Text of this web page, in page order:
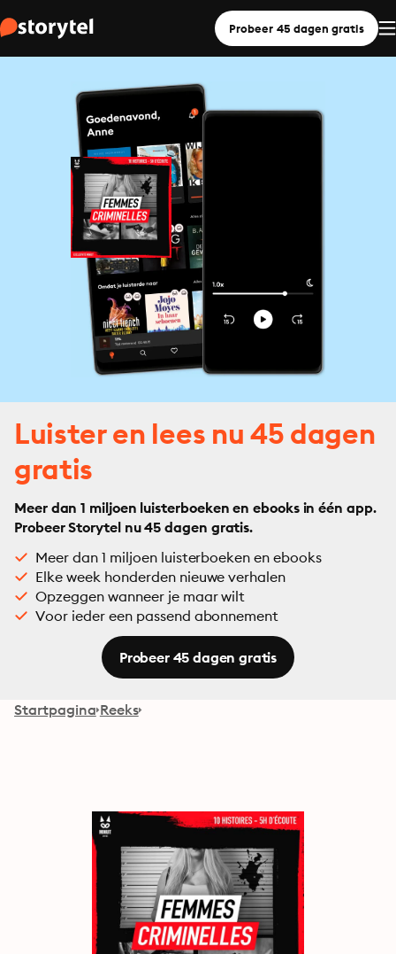
Probeer 45 dagen gratis
Luister en lees nu 45 dagen
gratis
Meer dan 1 miljoen luisterboeken en ebooks in één app.
Probeer Storytel nu 45 dagen gratis.
Meer dan 1 miljoen luisterboeken en ebooks
Elke week honderden nieuwe verhalen
Opzeggen wanneer je maar wilt
Voor ieder een passend abonnement
Probeer 45 dagen gratis
Startpagina Reeks